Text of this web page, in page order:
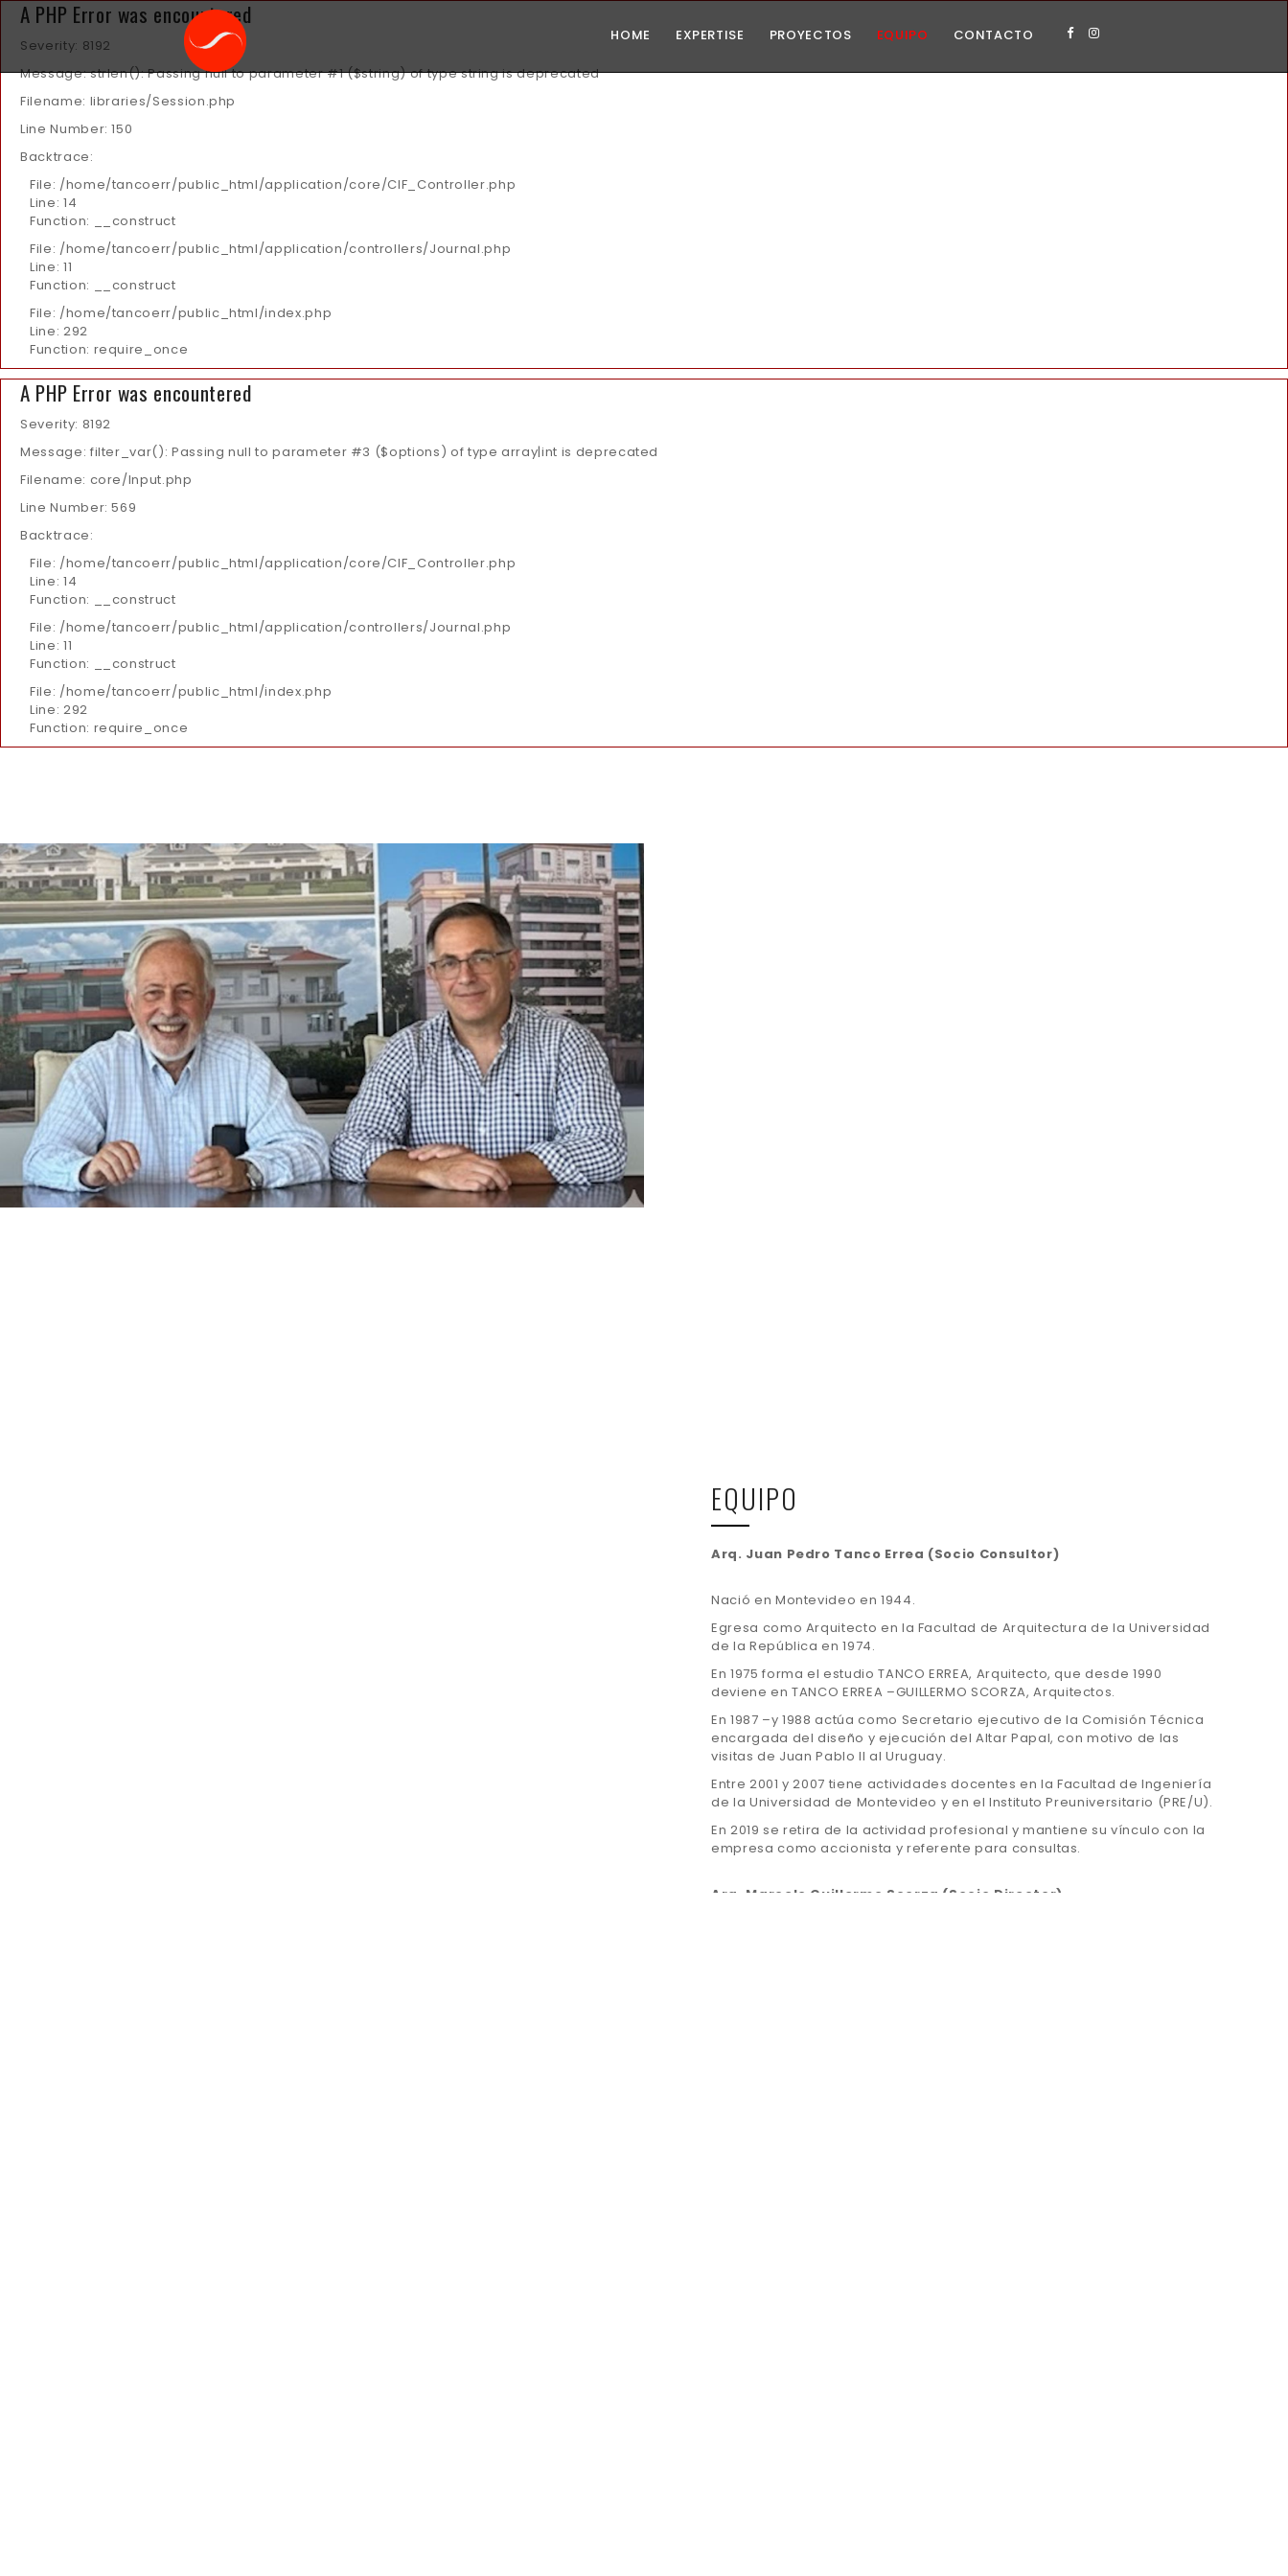
A PHP Error was encountered
Severity: 8192
Message: strlen(): Passing null to parameter #1 ($string) of type string is deprecated
Filename: libraries/Session.php
Line Number: 150
Backtrace:
File: /home/tancoerr/public_html/application/core/CIF_Controller.php
Line: 14
Function: __construct
File: /home/tancoerr/public_html/application/controllers/Journal.php
Line: 11
Function: __construct
File: /home/tancoerr/public_html/index.php
Line: 292
Function: require_once
A PHP Error was encountered
Severity: 8192
Message: filter_var(): Passing null to parameter #3 ($options) of type array|int is deprecated
Filename: core/Input.php
Line Number: 569
Backtrace:
File: /home/tancoerr/public_html/application/core/CIF_Controller.php
Line: 14
Function: __construct
File: /home/tancoerr/public_html/application/controllers/Journal.php
Line: 11
Function: __construct
File: /home/tancoerr/public_html/index.php
Line: 292
Function: require_once
HOME EXPERTISE PROYECTOS EQUIPO CONTACTO
EQUIPO
Arq. Juan Pedro Tanco Errea (Socio Consultor)
Nació en Montevideo en 1944.
Egresa como Arquitecto en la Facultad de Arquitectura de la Universidad
de la República en 1974.
En 1975 forma el estudio TANCO ERREA, Arquitecto, que desde 1990
deviene en TANCO ERREA –GUILLERMO SCORZA, Arquitectos.
En 1987 –y 1988 actúa como Secretario ejecutivo de la Comisión Técnica
encargada del diseño y ejecución del Altar Papal, con motivo de las
visitas de Juan Pablo II al Uruguay.
Entre 2001 y 2007 tiene actividades docentes en la Facultad de Ingeniería
de la Universidad de Montevideo y en el Instituto Preuniversitario (PRE/U).
En 2019 se retira de la actividad profesional y mantiene su vínculo con la
empresa como accionista y referente para consultas.
Arq. Marcelo Guillermo Scorza (Socio Director)